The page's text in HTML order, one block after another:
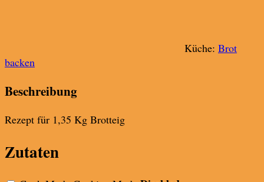
Küche: Brot
backen
Beschreibung
Rezept für 1,35 Kg Brotteig
Zutaten